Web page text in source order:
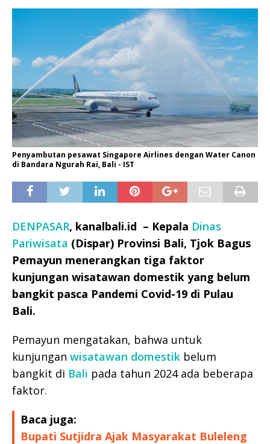
Penyambutan pesawat Singapore Airlines dengan Water Canon
di Bandara Ngurah Rai, Bali - IST
DENPASAR, kanalbali.id – Kepala Dinas
Pariwisata (Dispar) Provinsi Bali, Tjok Bagus
Pemayun menerangkan tiga faktor
kunjungan wisatawan domestik yang belum
bangkit pasca Pandemi Covid-19 di Pulau
Bali.
Pemayun mengatakan, bahwa untuk
kunjungan wisatawan domestik belum
bangkit di Bali pada tahun 2024 ada beberapa
faktor.
Baca juga:
Bupati Sutjidra Ajak Masyarakat Buleleng